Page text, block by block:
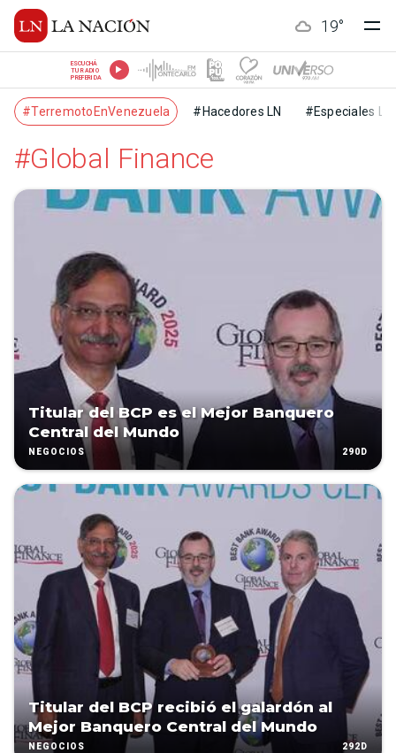
19°
ESCUCHÁ
TU RADIO
PREFERIDA
#TerremotoEnVenezuela #Hacedores LN #Especiales LN
#Global Finance
Titular del BCP es el Mejor Banquero
Central del Mundo
NEGOCIOS 290D
Titular del BCP recibió el galardón al
Mejor Banquero Central del Mundo
NEGOCIOS 292D